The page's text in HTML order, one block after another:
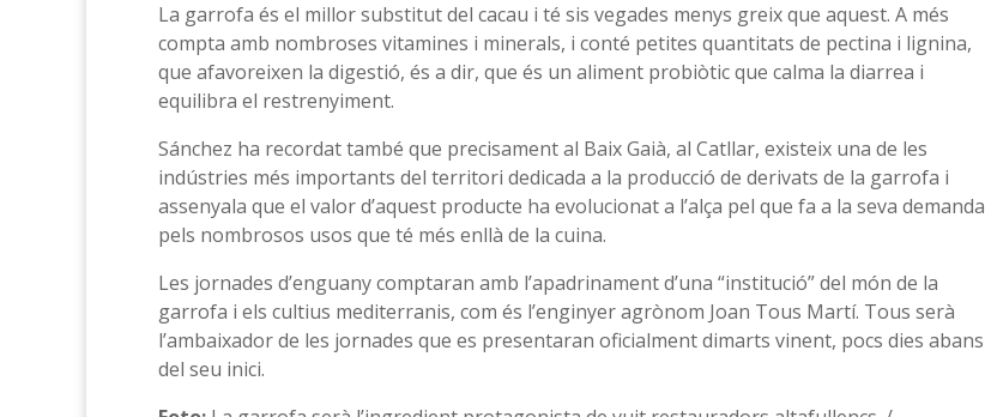
La garrofa és el millor substitut del cacau i té sis vegades menys greix que aquest. A més
compta amb nombroses vitamines i minerals, i conté petites quantitats de pectina i lignina,
que afavoreixen la digestió, és a dir, que és un aliment probiòtic que calma la diarrea i
equilibra el restrenyiment.
Sánchez ha recordat també que precisament al Baix Gaià, al Catllar, existeix una de les
indústries més importants del territori dedicada a la producció de derivats de la garrofa i
assenyala que el valor d’aquest producte ha evolucionat a l’alça pel que fa a la seva demanda
pels nombrosos usos que té més enllà de la cuina.
Les jornades d’enguany comptaran amb l’apadrinament d’una “institució” del món de la
garrofa i els cultius mediterranis, com és l’enginyer agrònom Joan Tous Martí. Tous serà
l’ambaixador de les jornades que es presentaran oficialment dimarts vinent, pocs dies abans
del seu inici.